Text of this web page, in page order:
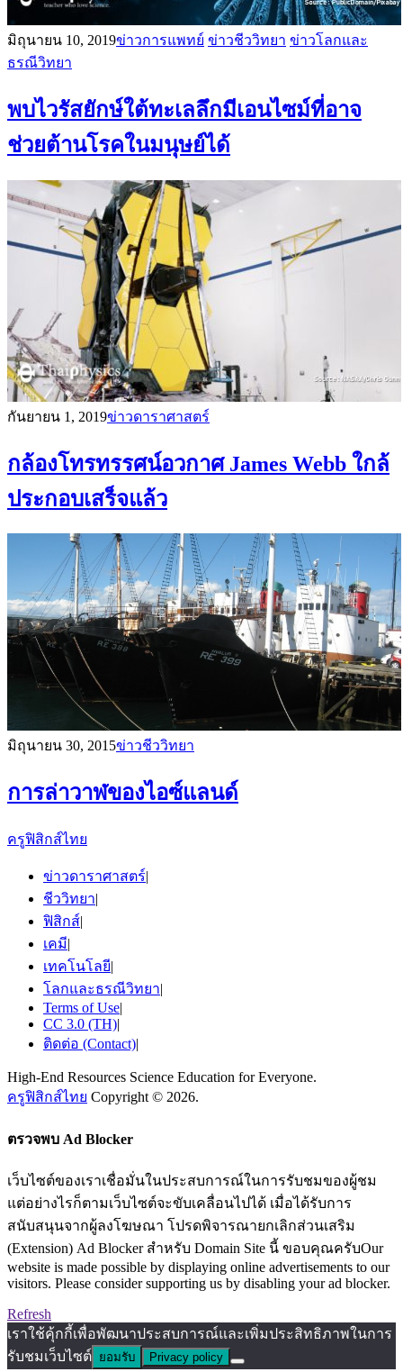
มิถุนายน 10, 2019ข่าวการแพทย์ ข่าวชีววิทยา ข่าวโลกและ
ธรณีวิทยา
พบไวรัสยักษ์ใต้ทะเลลึกมีเอนไซม์ที่อาจ
ช่วยต้านโรคในมนุษย์ได้
กันยายน 1, 2019ข่าวดาราศาสตร์
กล้องโทรทรรศน์อวกาศ James Webb ใกล้
ประกอบเสร็จแล้ว
มิถุนายน 30, 2015ข่าวชีววิทยา
การล่าวาฬของไอซ์แลนด์
ครูฟิสิกส์ไทย
ข่าวดาราศาสตร์|
ชีววิทยา|
ฟิสิกส์|
เคมี|
เทคโนโลยี|
โลกและธรณีวิทยา|
Terms of Use|
CC 3.0 (TH)|
ติดต่อ (Contact)|
High-End Resources Science Education for Everyone.
ครูฟิสิกส์ไทย Copyright © 2026.
ตรวจพบ Ad Blocker
เว็บไซต์ของเราเชื่อมั่นในประสบการณ์ในการรับชมของผู้ชม
แต่อย่างไรก็ตามเว็บไซต์จะขับเคลื่อนไปได้ เมื่อได้รับการ
สนับสนุนจากผู้ลงโฆษณา โปรดพิจารณายกเลิกส่วนเสริม
(Extension) Ad Blocker สำหรับ Domain Site นี้ ขอบคุณครับOur
website is made possible by displaying online advertisements to our
visitors. Please consider supporting us by disabling your ad blocker.
Refresh
เราใช้คุ้กกี้เพื่อพัฒนาประสบการณ์และเพิ่มประสิทธิภาพในการ
รับชมเว็บไซต์ ยอมรับ Privacy policy